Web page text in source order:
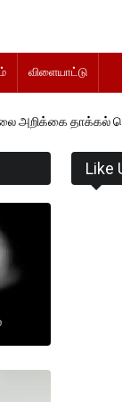
விளையாட்டு
செய்து வேளாண்
Like